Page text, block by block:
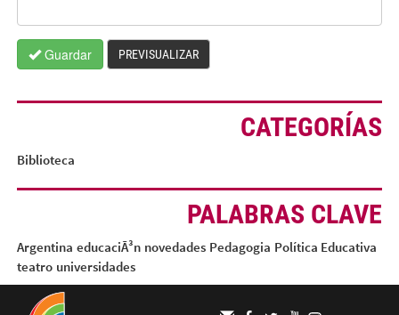
Guardar PREVISUALIZAR
CATEGORÍAS
Biblioteca
PALABRAS CLAVE
Argentina educaciÃ³n novedades Pedagogia Política Educativa
teatro universidades